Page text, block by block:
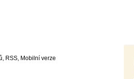
, RSS,